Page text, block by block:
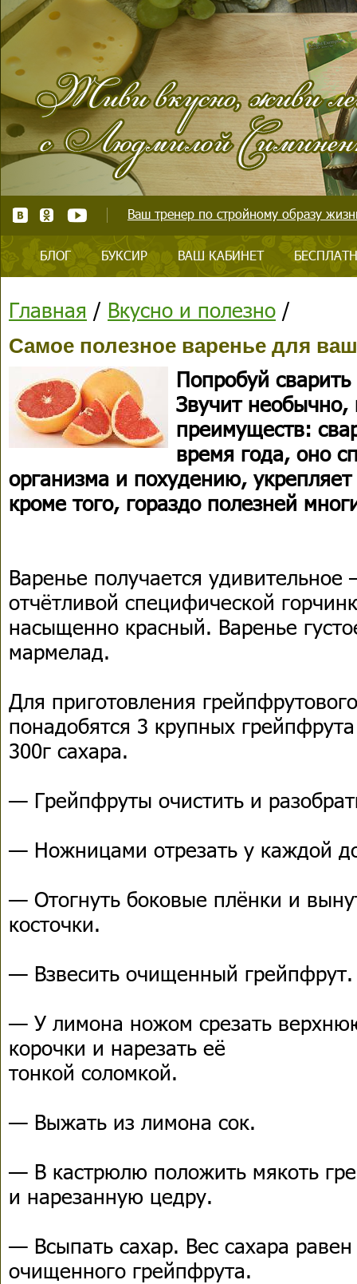
Ваш тренер по стройному образу
БЛОГ БУКСИР ВАШ КАБИНЕТ
Главная / Вкусно и полезно /
Самое полезное варенье для
Попробуй
Звучит необычно,
преимуществ:
время года, оно
организма и похудению,
кроме того, гораздо полезней
Варенье получается удивительное
отчётливой специфической
насыщенно красный. Варенье
мармелад.
Для приготовления
понадобятся 3 крупных
300г сахара.
— Грейпфруты очистить и
— Ножницами отрезать у каждой
— Отогнуть боковые плёнки и
косточки.
— Взвесить очищенный грейпфрут.
— У лимона ножом срезать
корочки и нарезать её
тонкой соломкой.
— Выжать из лимона сок.
— В кастрюлю положить мякоть
и нарезанную цедру.
— Всыпать сахар. Вес сахара
очищенного грейпфрута.